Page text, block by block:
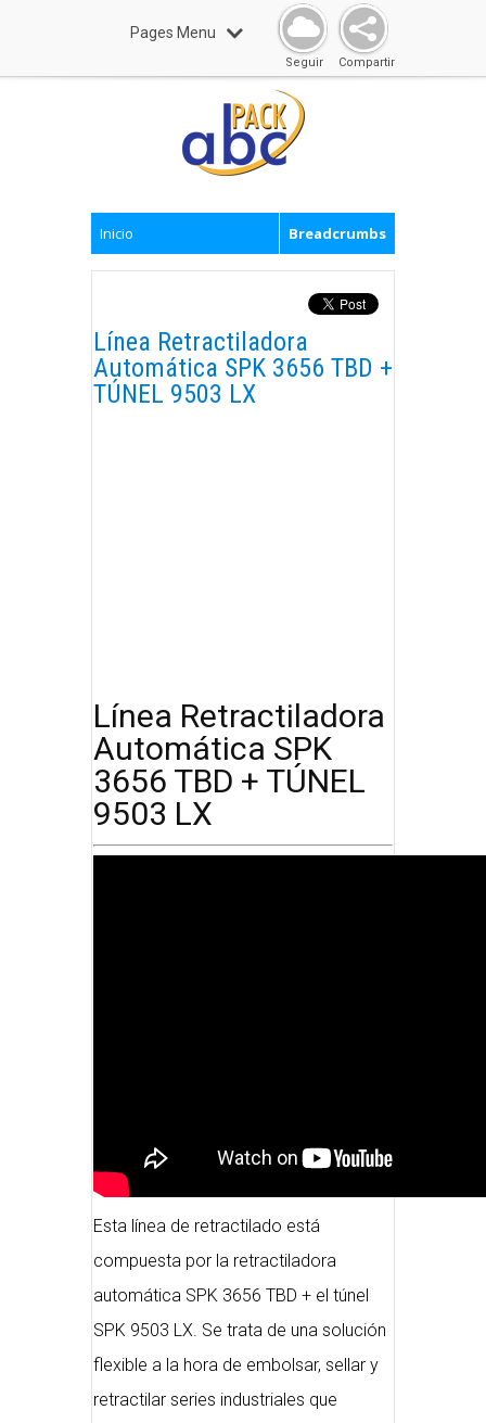
Pages Menu
Compartir
Seguir
Inicio Breadcrumbs
Línea Retractiladora
Automática SPK 3656 TBD +
TÚNEL 9503 LX
Línea Retractiladora
Automática SPK
3656 TBD + TÚNEL
9503 LX
Esta línea de retractilado está
compuesta por la retractiladora
automática SPK 3656 TBD + el túnel
SPK 9503 LX. Se trata de una solución
flexible a la hora de embolsar, sellar y
retractilar series industriales que